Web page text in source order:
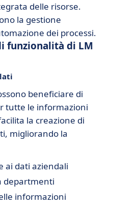
delle risorse.
la gestione
dei processi.
funzionalità di LM
beneficiare di
tutte le informazioni
la creazione di
migliorando la
ai dati aziendali
departmenti
informazioni